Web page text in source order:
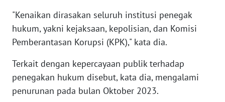
"Kenaikan dirasakan seluruh institusi penegak
hukum, yakni kejaksaan, kepolisian, dan Komisi
Pemberantasan Korupsi (KPK)," kata dia.
Terkait dengan kepercayaan publik terhadap
penegakan hukum disebut, kata dia, mengalami
penurunan pada bulan Oktober 2023.
DISCLAIMER
Wahana
Regional